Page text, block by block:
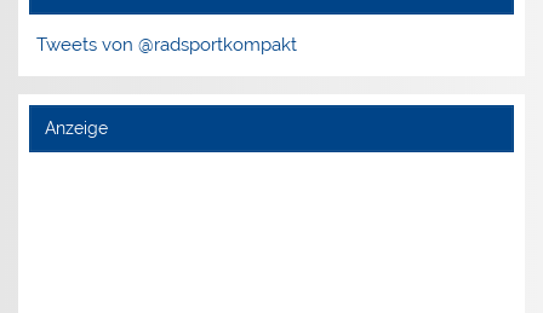
Tweets von @radsportkompakt
Anzeige